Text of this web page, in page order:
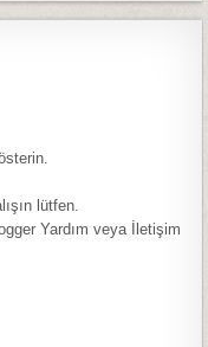
lütfen.
Yardım veya İletişim